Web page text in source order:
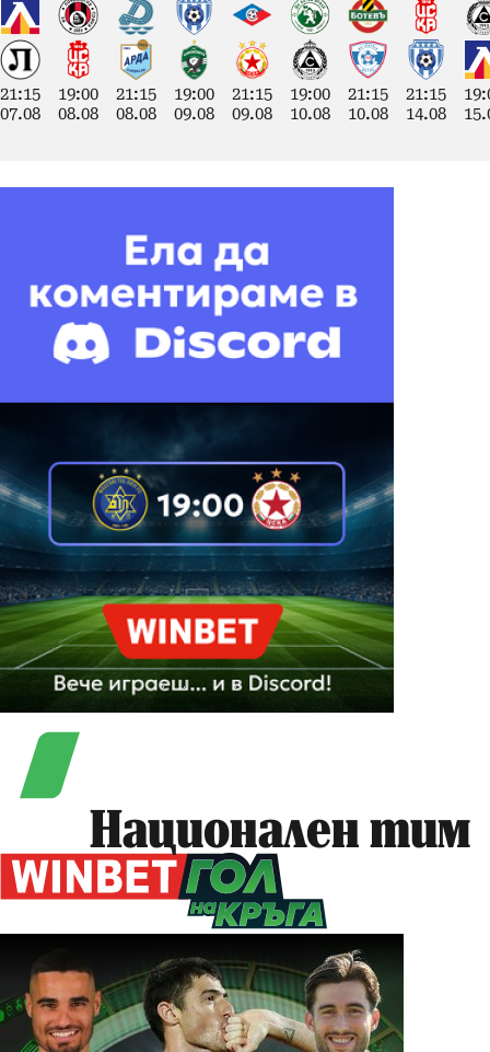
21:15
07.08
19:00
08.08
21:15
08.08
19:00
09.08
21:15
09.08
19:00
10.08
21:15
10.08
21:15
14.08
Национален тим